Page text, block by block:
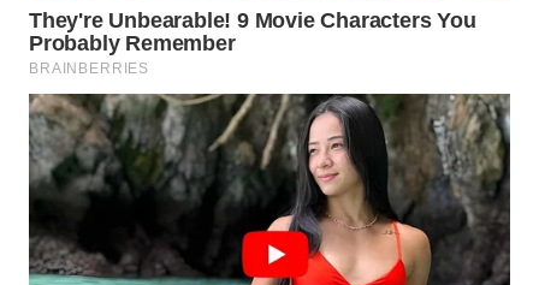
WN
BORNEO
Wahana
Media
Group
WAHANA
NEWS